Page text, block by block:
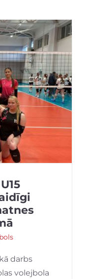
darbs
volejbola